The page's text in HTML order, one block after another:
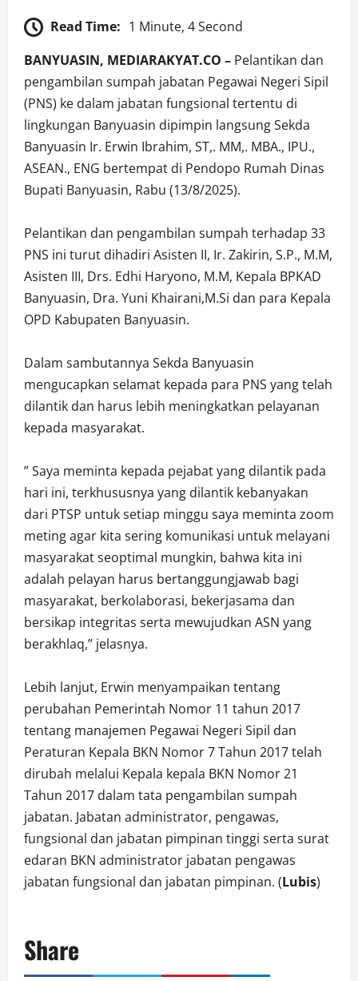
Read Time: 1 Minute, 4 Second
BANYUASIN, MEDIARAKYAT.CO – Pelantikan dan
pengambilan sumpah jabatan Pegawai Negeri Sipil
(PNS) ke dalam jabatan fungsional tertentu di
lingkungan Banyuasin dipimpin langsung Sekda
Banyuasin Ir. Erwin Ibrahim, ST,. MM,. MBA., IPU.,
ASEAN., ENG bertempat di Pendopo Rumah Dinas
Bupati Banyuasin, Rabu (13/8/2025).
Pelantikan dan pengambilan sumpah terhadap 33
PNS ini turut dihadiri Asisten II, Ir. Zakirin, S.P., M.M,
Asisten III, Drs. Edhi Haryono, M.M, Kepala BPKAD
Banyuasin, Dra. Yuni Khairani,M.Si dan para Kepala
OPD Kabupaten Banyuasin.
Dalam sambutannya Sekda Banyuasin
mengucapkan selamat kepada para PNS yang telah
dilantik dan harus lebih meningkatkan pelayanan
kepada masyarakat.
” Saya meminta kepada pejabat yang dilantik pada
hari ini, terkhususnya yang dilantik kebanyakan
dari PTSP untuk setiap minggu saya meminta zoom
meting agar kita sering komunikasi untuk melayani
masyarakat seoptimal mungkin, bahwa kita ini
adalah pelayan harus bertanggungjawab bagi
masyarakat, berkolaborasi, bekerjasama dan
bersikap integritas serta mewujudkan ASN yang
berakhlaq,” jelasnya.
Lebih lanjut, Erwin menyampaikan tentang
perubahan Pemerintah Nomor 11 tahun 2017
tentang manajemen Pegawai Negeri Sipil dan
Peraturan Kepala BKN Nomor 7 Tahun 2017 telah
dirubah melalui Kepala kepala BKN Nomor 21
Tahun 2017 dalam tata pengambilan sumpah
jabatan. Jabatan administrator, pengawas,
fungsional dan jabatan pimpinan tinggi serta surat
edaran BKN administrator jabatan pengawas
jabatan fungsional dan jabatan pimpinan. (Lubis)
Share